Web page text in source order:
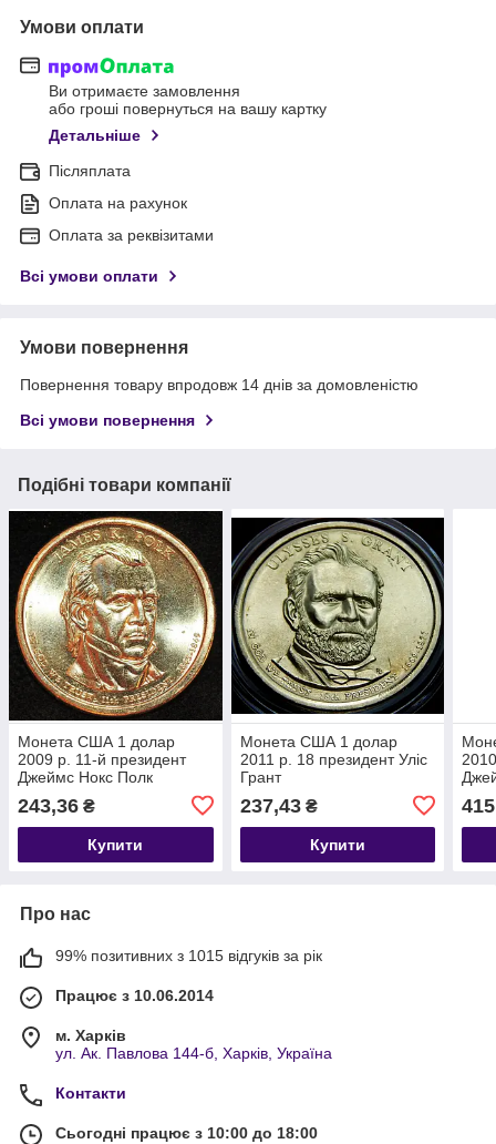
Умови оплати
Ви отримаєте замовлення
або гроші повернуться на вашу картку
Детальніше
Післяплата
Оплата на рахунок
Оплата за реквізитами
Всі умови оплати
Умови повернення
Повернення товару впродовж 14 днів за домовленістю
Всі умови повернення
Подібні товари компанії
Монета США 1 долар
2009 р. 11-й президент
Джеймс Нокс Полк
243,36 ₴
Купити
Монета США 1 долар
2011 р. 18 президент Уліс
Грант
237,43₴
Купити
Про нас
99% позитивних з 1015 відгуків за рік
Працює з 10.06.2014
м. Харків
ул. Ак. Павлова 144-б, Харків, Україна
Контакти
Сьогодні працює з 10:00 до 18:00